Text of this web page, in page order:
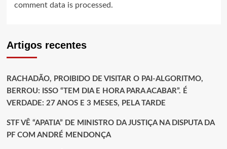
comment data is processed.
Artigos recentes
RACHADÃO, PROIBIDO DE VISITAR O PAI-ALGORITMO,
BERROU: ISSO “TEM DIA E HORA PARA ACABAR”. É
VERDADE: 27 ANOS E 3 MESES, PELA TARDE
STF VÊ “APATIA” DE MINISTRO DA JUSTIÇA NA DISPUTA DA
PF COM ANDRÉ MENDONÇA